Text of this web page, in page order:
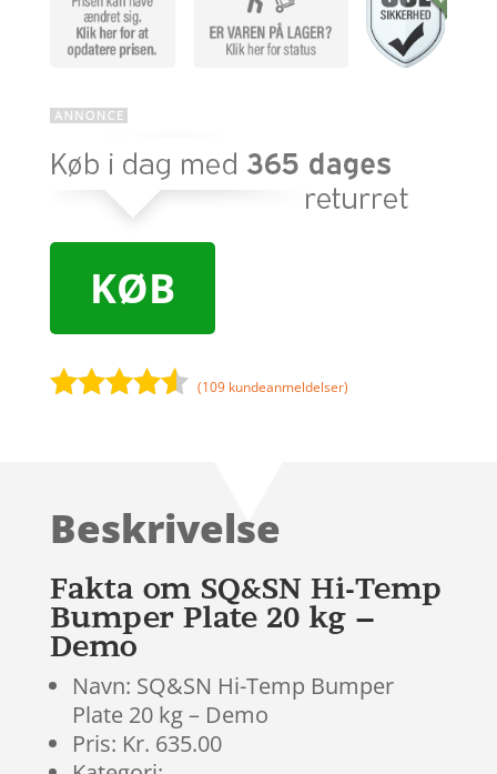
KØB
på
mmelser
(109 kundeanmeldelser)
Beskrivelse
Fakta om SQ&SN Hi-Temp
Bumper Plate 20 kg –
Demo
Navn: SQ&SN Hi-Temp Bumper
Plate 20 kg – Demo
Pris: Kr. 635.00